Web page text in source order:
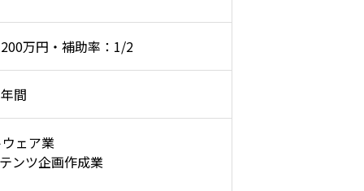
万円・補助率：1/2
間
ェア業
ンツ企画作成業